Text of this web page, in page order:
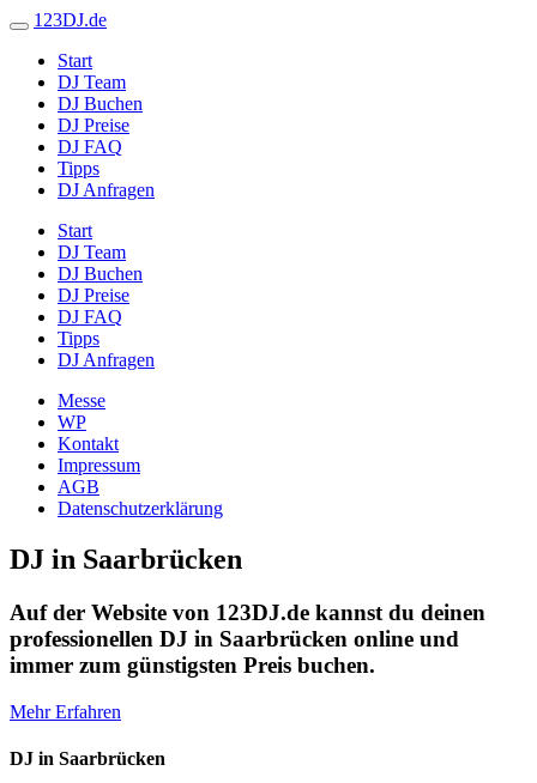
123DJ.de
Start
DJ Team
DJ Buchen
DJ Preise
DJ FAQ
Tipps
DJ Anfragen
Start
DJ Team
DJ Buchen
DJ Preise
DJ FAQ
Tipps
DJ Anfragen
Messe
WP
Kontakt
Impressum
AGB
Datenschutzerklärung
DJ in Saarbrücken
Auf der Website von 123DJ.de kannst du deinen
professionellen DJ in Saarbrücken online und
immer zum günstigsten Preis buchen.
Mehr Erfahren
DJ in Saarbrücken